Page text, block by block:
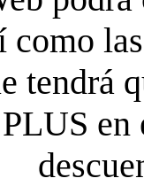
como
tendrá
en